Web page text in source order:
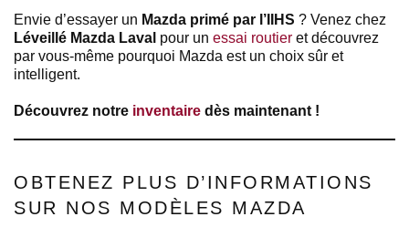
Envie d’essayer un Mazda primé par l’IIHS ? Venez chez
Léveillé Mazda Laval pour un essai routier et découvrez
par vous-même pourquoi Mazda est un choix sûr et
intelligent.
Découvrez notre inventaire dès maintenant !
OBTENEZ PLUS D’INFORMATIONS
SUR NOS MODÈLES MAZDA